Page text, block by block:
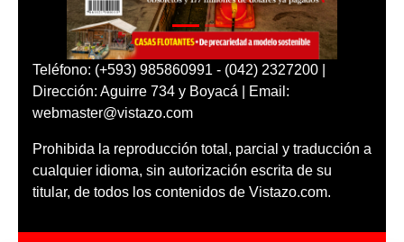
Teléfono: (+593) 985860991 - (042) 2327200 |
Dirección: Aguirre 734 y Boyacá | Email:
webmaster@vistazo.com
Prohibida la reproducción total, parcial y traducción a
cualquier idioma, sin autorización escrita de su
titular, de todos los contenidos de Vistazo.com.